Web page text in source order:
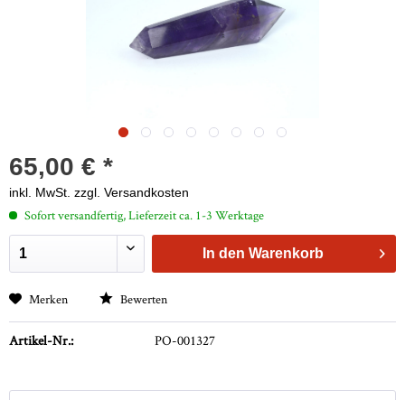
65,00 € *
inkl. MwSt. zzgl. Versandkosten
Sofort versandfertig, Lieferzeit ca. 1-3 Werktage
In den Warenkorb
Merken Bewerten
Artikel-Nr.: PO-001327